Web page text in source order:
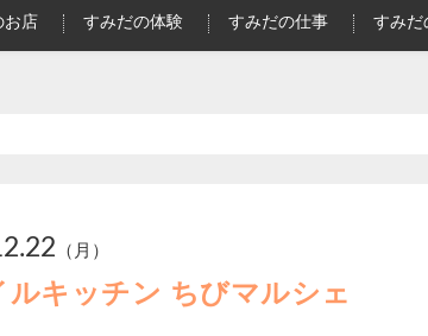
お店 すみだの体験 すみだの仕事 すみだ
（月）
ルキッチン ちびマルシェ